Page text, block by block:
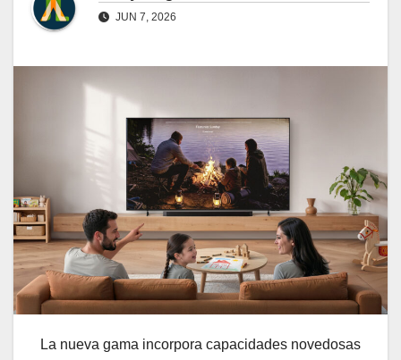
JUN 7, 2026
La nueva gama incorpora capacidades novedosas